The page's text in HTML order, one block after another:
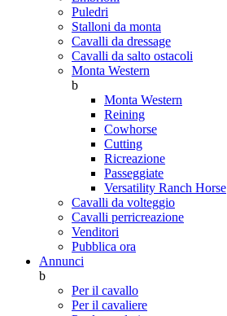
Puledri
Stalloni da monta
Cavalli da dressage
Cavalli da salto ostacoli
Monta Western
b
Monta Western
Reining
Cowhorse
Cutting
Ricreazione
Passeggiate
Versatility Ranch Horse
Cavalli da volteggio
Cavalli perricreazione
Venditori
Pubblica ora
Annunci
b
Per il cavallo
Per il cavaliere